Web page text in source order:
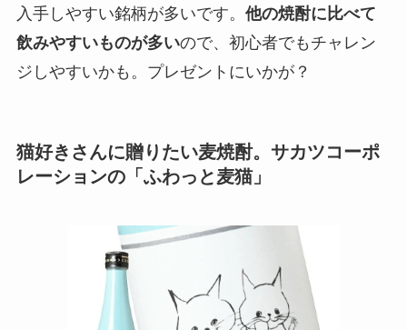
入手しやすい銘柄が多いです。 他の焼酎に比べて
飲みやすいものが多いので、初心者でもチャレン
ジしやすいかも。プレゼントにいかが？
猫好きさんに贈りたい麦焼酎。サカツコーポ
レーションの「ふわっと麦猫」